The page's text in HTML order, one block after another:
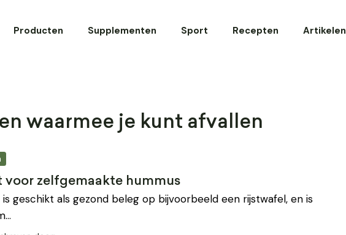
Producten Supplementen Sport Recepten Artikelen
waarmee je kunt afvallen
voor zelfgemaakte hummus
is geschikt als gezond beleg op bijvoorbeeld een rijstwafel, en is